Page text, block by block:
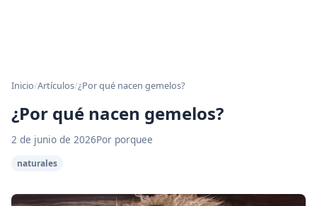
Inicio/Artículos/¿Por qué nacen gemelos?
¿Por qué nacen gemelos?
2 de junio de 2026Por porquee
naturales